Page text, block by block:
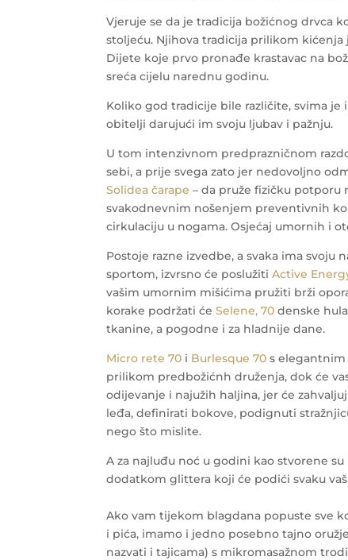
Vjeruje se da je tradicija božićnog drvca
stoljeću. Njihova tradicija prilikom
Dijete koje prvo pronađe krastavac na
sreća cijelu narednu godinu.
Koliko god tradicije bile različite, svima
obitelji darujući im svoju ljubav i pažnju.
U tom intenzivnom predprazničnom
sebi, a prije svega zato jer nedovoljno
Solidea čarape – da pruže fizičku potporu
svakodnevnim nošenjem preventivnih
cirkulaciju u nogama. Osjećaj umornih i
Postoje razne izvedbe, a svaka ima
sportom, izvrsno će poslužitiActive
vašim umornim mišićima pružiti brži
korake podržati ćeSelene, 70 denske
tkanine, a pogodne i za hladnije dane.
Micro rete 70 i Burlesque 70 s elegantnim
prilikom predbožićnh druženja, dok će
odijevanje i najužih haljina, jer će
leđa, definirati bokove, podignuti
nego što mislite.
A za najluđu noć u godini kao stvorene su
dodatkom glittera koji će podići svaku
Ako vam tijekom blagdana popuste sve
i pića, imamo i jedno posebno tajno
nazvati i tajicama) s mikromasažnom